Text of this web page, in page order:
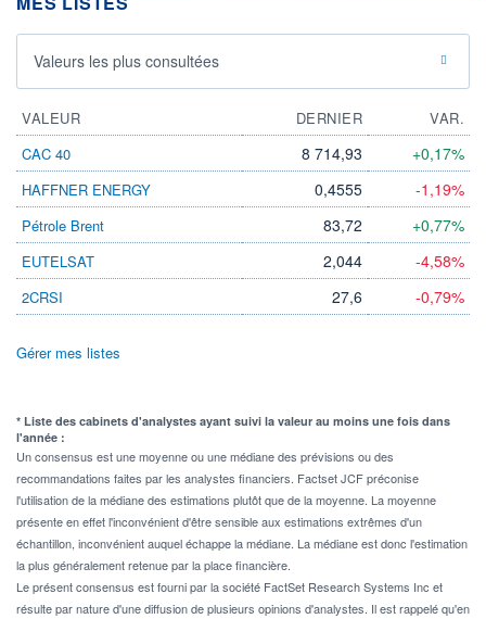
Valeurs les plus consultées
VALEUR DERNIER
VAR.
CAC 40
8 714,93 +0,17%
HAFFNER ENERGY 0,4555 -1,19%
Pétrole Brent 83,72 +0,77%
EUTELSAT 2,044 -4,58%
2CRSI 27,6 -0,79%
Gérer mes listes
* Liste des cabinets d'analystes ayant suivi la valeur au moins une fois dans
l'année :
Un consensus est une moyenne ou une médiane des prévisions ou des
recommandations faites par les analystes financiers. Factset JCF préconise
l'utilisation de la médiane des estimations plutôt que de la moyenne. La moyenne
présente en effet l'inconvénient d'être sensible aux estimations extrêmes d'un
échantillon, inconvénient auquel échappe la médiane. La médiane est donc l'estimation
la plus généralement retenue par la place financière.
Le présent consensus est fourni par la société FactSet Research Systems Inc et
résulte par nature d'une diffusion de plusieurs opinions d'analystes. Il est rappelé qu'en